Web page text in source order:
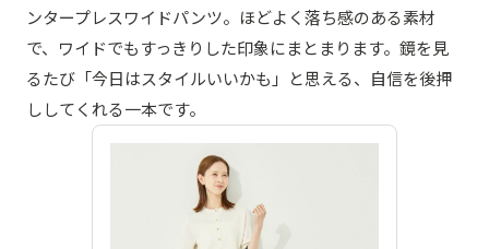
ンタープレスワイドパンツ。ほどよく落ち感のある素材
で、ワイドでもすっきりした印象にまとまります。鏡を見
るたび「今日はスタイルいいかも」と思える、自信を後押
ししてくれる一本です。